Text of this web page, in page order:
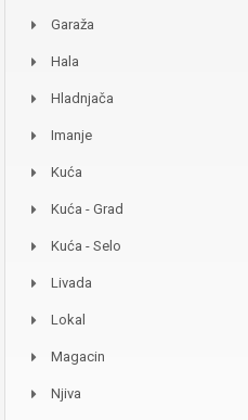
Garaža
Hala
Hladnjača
Imanje
Kuća
Kuća - Grad
Kuća - Selo
Livada
Lokal
Magacin
Njiva